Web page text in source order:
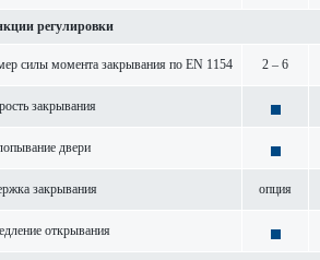
регулировки
силы момента закрывания по EN 1154 2 – 6
закрывания
двери
закрывания опция
открывания